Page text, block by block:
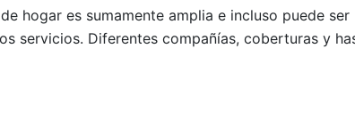
hogar es sumamente amplia e incluso puede
servicios. Diferentes compañías, coberturas y